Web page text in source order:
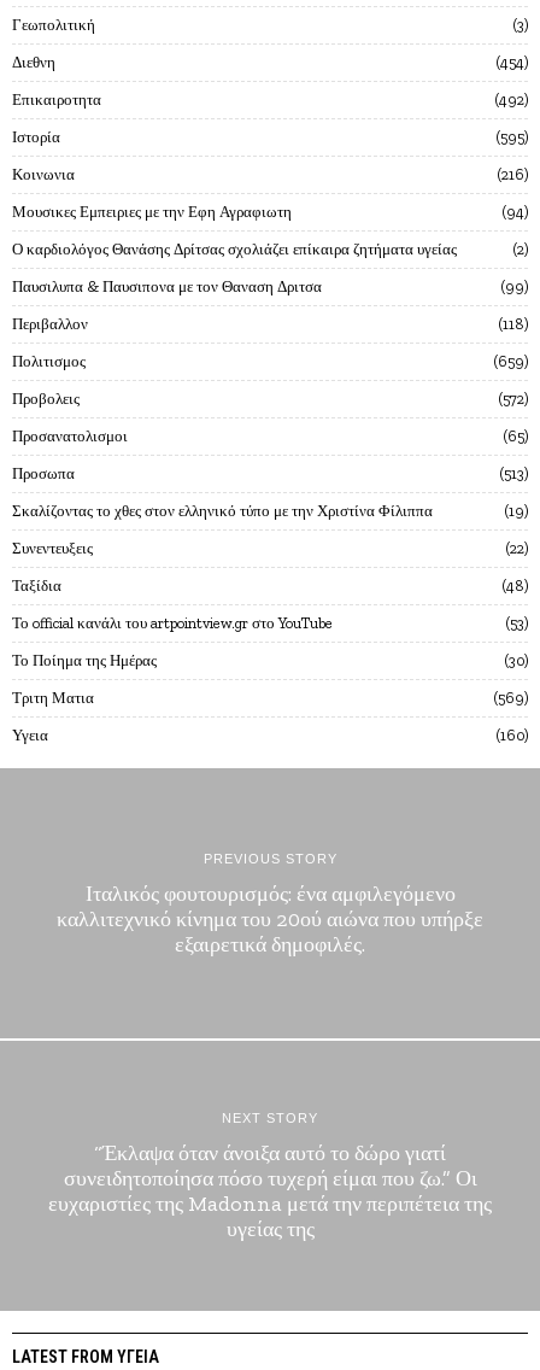
Γεωπολιτική 3
Διεθνη 454
Επικαιροτητα 492
Ιστορία 595
Κοινωνια 216
Μουσικες Εμπειριες με την Εφη Αγραφιωτη 94
Ο καρδιολόγος Θανάσης Δρίτσας σχολιάζει επίκαιρα ζητήματα υγείας 2
Παυσιλυπα & Παυσιπονα με τον Θαναση Δριτσα 99
Περιβαλλον 118
Πολιτισμος 659
Προβολεις 572
Προσανατολισμοι 65
Προσωπα 513
Σκαλίζοντας το χθες στον ελληνικό τύπο με την Χριστίνα Φίλιππα 19
Συνεντευξεις 22
Ταξίδια 48
Το official κανάλι του artpointview.gr στο YouTube 53
Το Ποίημα της Ημέρας 30
Τριτη Ματια 569
Υγεια 160
PREVIOUS STORY
Ιταλικός φουτουρισμός: ένα αμφιλεγόμενο
καλλιτεχνικό κίνημα του 20ού αιώνα που υπήρξε
εξαιρετικά δημοφιλές.
NEXT STORY
“Έκλαψα όταν άνοιξα αυτό το δώρο γιατί
συνειδητοποίησα πόσο τυχερή είμαι που ζω.” Οι
ευχαριστίες της Madonna μετά την περιπέτεια της
υγείας της
LATEST FROM ΥΓΕΙΑ